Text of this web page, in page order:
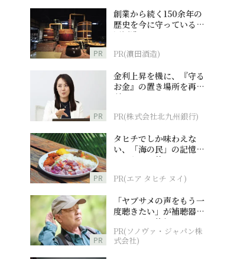
PR
創業から続く150余年の
歴史を今に守っている濵
田酒造
PR(濵田酒造)
PR
金利上昇を機に、『守る
お金』の置き場所を再検
討
PR(株式会社北九州銀行)
PR
タヒチでしか味わえな
い、「海の民」の記憶へ
とつながる旅
PR(エア タヒチ ヌイ)
PR
「ヤブサメの声をもう一
度聴きたい」が補聴器チ
ャレンジの後押しに
PR(ソノヴァ・ジャパン株
式会社)